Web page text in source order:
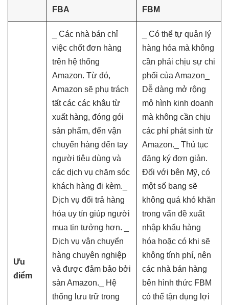
FBA FBM
Ưu
điểm
_ Các nhà bán chỉ
việc chốt đơn hàng
trên hệ thống
Amazon. Từ đó,
Amazon sẽ phụ trách
tất các các khâu từ
xuất hàng, đóng gói
sản phẩm, đến vận
chuyển hàng đến tay
người tiêu dùng và
các dịch vụ chăm sóc
khách hàng đi kèm._
Dịch vụ đổi trả hàng
hóa uy tín giúp người
mua tin tưởng hơn. _
Dịch vụ vận chuyển
hàng chuyên nghiệp
và được đảm bảo bởi
sàn Amazon._ Hệ
thống lưu trữ trong
_ Có thể tự quản lý
hàng hóa mà không
cần phải chịu sự chi
phối của Amazon_
Dễ dàng mở rộng
mô hình kinh doanh
mà không cần chịu
các phí phát sinh từ
Amazon._ Thủ tục
đăng ký đơn giản.
Đối với bên Mỹ, có
một số bang sẽ
không quá khó khăn
trong vấn đề xuất
nhập khẩu hàng
hóa hoặc có khi sẽ
không tính phí, nên
các nhà bán hàng
bên hình thức FBM
có thể tận dụng lợi